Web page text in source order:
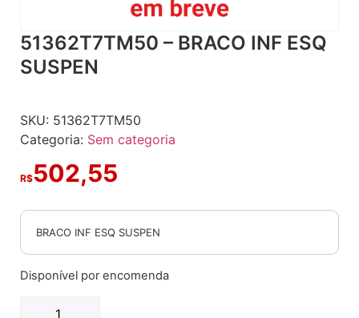
51362T7TM50 – BRACO INF ESQ
SUSPEN
SKU: 51362T7TM50
Categoria: Sem categoria
R$502,55
BRACO INF ESQ SUSPEN
Disponível por encomenda